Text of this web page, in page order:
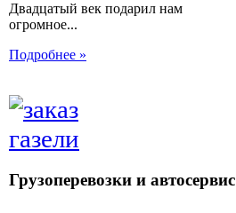
Двадцатый век подарил нам
огромное...
Подробнее »
Грузоперевозки и автосервис